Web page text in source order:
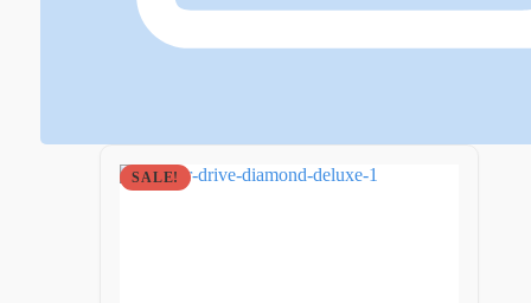
SALE!